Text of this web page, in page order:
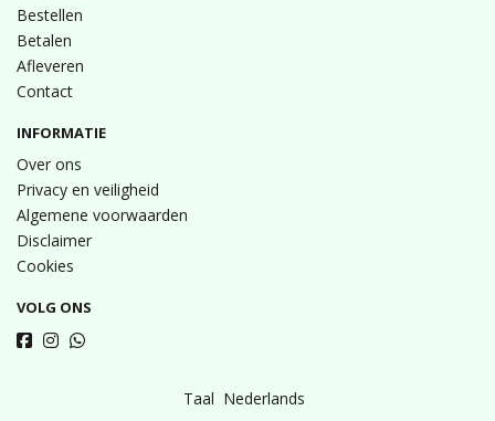
Bestellen
Betalen
Afleveren
Contact
INFORMATIE
Over ons
Privacy en veiligheid
Algemene voorwaarden
Disclaimer
Cookies
VOLG ONS
Taal